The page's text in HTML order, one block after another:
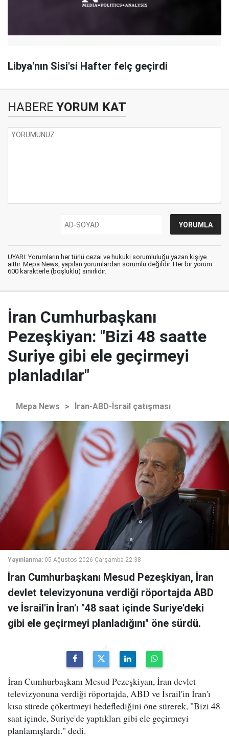
Libya'nın Sisi'si Hafter felç geçirdi
HABERE YORUM KAT
UYARI: Yorumların her türlü cezai ve hukuki sorumluluğu yazan kişiye
aittir. Mepa News, yapılan yorumlardan sorumlu değildir. Her bir yorum
600 karakterle (boşluklu) sınırlıdır.
İran Cumhurbaşkanı
Pezeşkiyan: "Bizi 48 saatte
Suriye gibi ele geçirmeyi
planladılar"
Mepa News > İran-ABD-İsrail çatışması
Yayınlanma: 05 Ağustos 2026 Çarşamba 22:38
İran Cumhurbaşkanı Mesud Pezeşkiyan, İran
devlet televizyonuna verdiği röportajda ABD
ve İsrail'in İran'ı "48 saat içinde Suriye'deki
gibi ele geçirmeyi planladığını" öne sürdü.
İran Cumhurbaşkanı Mesud Pezeşkiyan, İran devlet
televizyonuna verdiği röportajda, ABD ve İsrail'in İran'ı
kısa sürede çökertmeyi hedeflediğini öne sürerek, "Bizi 48
saat içinde, Suriye'de yaptıkları gibi ele geçirmeyi
planlamışlardı." dedi.